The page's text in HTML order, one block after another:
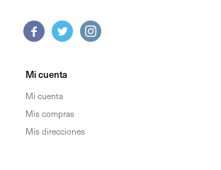
  
Mi cuenta
Mi cuenta
Mis compras
Mis direcciones